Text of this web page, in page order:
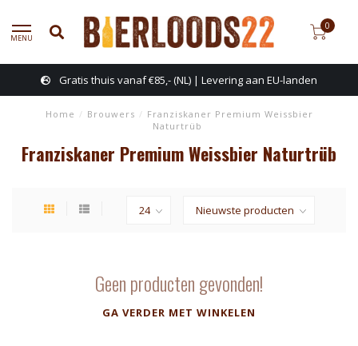
MENU
0
Gratis thuis vanaf €85,- (NL) | Levering aan EU-landen
Home / Brouwers / Franziskaner Premium Weissbier
Naturtrüb
Franziskaner Premium Weissbier Naturtrüb
Geen producten gevonden!
GA VERDER MET WINKELEN